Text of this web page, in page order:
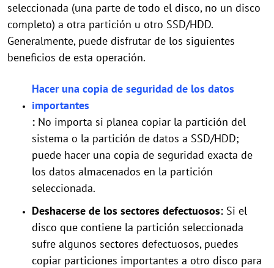
seleccionada (una parte de todo el disco, no un disco
completo) a otra partición u otro SSD/HDD.
Generalmente, puede disfrutar de los siguientes
beneficios de esta operación.
Hacer una copia de seguridad de los datos
importantes
: No importa si planea copiar la partición del
sistema o la partición de datos a SSD/HDD;
puede hacer una copia de seguridad exacta de
los datos almacenados en la partición
seleccionada.
Deshacerse de los sectores defectuosos: Si el
disco que contiene la partición seleccionada
sufre algunos sectores defectuosos, puedes
copiar particiones importantes a otro disco para